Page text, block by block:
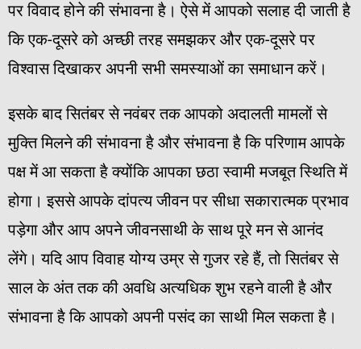
पर विवाद होने की संभावना है। ऐसे में आपको सलाह दी जाती है
कि एक-दूसरे को अच्छी तरह समझकर और एक-दूसरे पर
विश्वास दिखाकर अपनी सभी समस्याओं का समाधान करें।
इसके बाद सितंबर से नवंबर तक आपको अदालती मामलों से
मुक्ति मिलने की संभावना है और संभावना है कि परिणाम आपके
पक्ष में आ सकता है क्योंकि आपका छठा स्वामी मजबूत स्थिति में
होगा। इससे आपके दांपत्य जीवन पर सीधा सकारात्मक प्रभाव
पड़ेगा और आप अपने जीवनसाथी के साथ पूरे मन से आनंद
लेंगे। यदि आप विवाह योग्य उम्र से गुजर रहे हैं, तो सितंबर से
साल के अंत तक की अवधि अत्यधिक शुभ रहने वाली है और
संभावना है कि आपको अपनी पसंद का साथी मिल सकता है।